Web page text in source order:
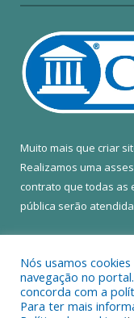
Muito mais que criar
Realizamos uma
contrato que todas as
pública serão
Nós usamos
navegação no
concorda com a
Para ter mais